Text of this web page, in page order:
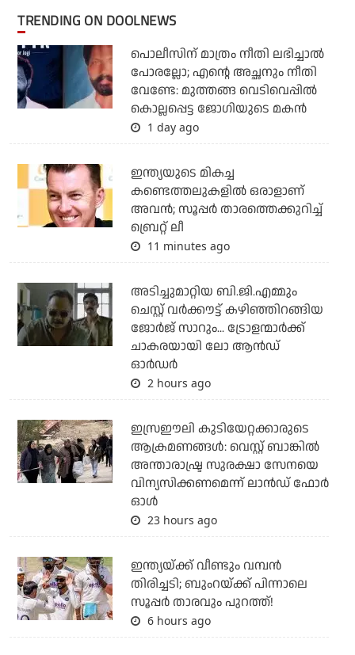
TRENDING ON DOOLNEWS
പൊലീസിന് മാത്രം നീതി ലഭിച്ചാല്‍
പോരല്ലോ; എന്റെ അച്ഛനും നീതി
വേണ്ടേ: മുത്തങ്ങ വെടിവെപ്പില്‍
കൊല്ലപ്പെട്ട ജോഗിയുടെ മകന്‍
1 day ago
ഇന്ത്യയുടെ മികച്ച
കണ്ടെത്തലുകളില്‍ ഒരാളാണ്
അവന്‍; സൂപ്പര്‍ താരത്തെക്കുറിച്ച്
ബ്രെറ്റ് ലീ
11 minutes ago
അടിച്ചുമാറ്റിയ ബി.ജി.എമ്മും
ചെസ്റ്റ് വര്‍ക്കൗട്ട് കഴിഞ്ഞിറങ്ങിയ
ജോര്‍ജ് സാറും... ട്രോളന്മാര്‍ക്ക്
ചാകരയായി ലോ ആന്‍ഡ്
ഓര്‍ഡര്‍
2 hours ago
ഇസ്രഈലി കുടിയേറ്റക്കാരുടെ
ആക്രമണങ്ങള്‍: വെസ്റ്റ് ബാങ്കില്‍
അന്താരാഷ്ട്ര സുരക്ഷാ സേനയെ
വിന്യസിക്കണമെന്ന് ലാന്‍ഡ് ഫോര്‍
ഓള്‍
23 hours ago
ഇന്ത്യയ്ക്ക് വീണ്ടും വമ്പന്‍
തിരിച്ചടി; ബുംറയ്ക്ക് പിന്നാലെ
സൂപ്പര്‍ താരവും പുറത്ത്!
6 hours ago